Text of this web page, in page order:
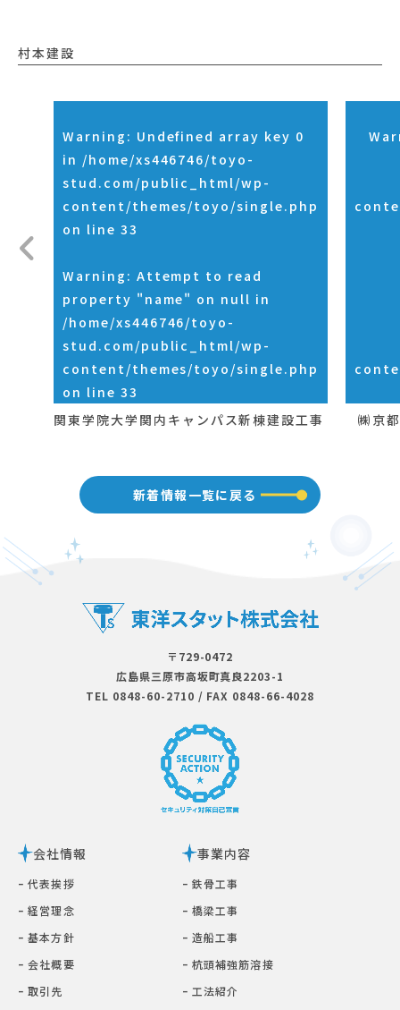
村本建設
Warning : Undefined array key 0
in /home/xs446746/toyo-
stud.com/public_html/wp-
content/themes/toyo/single.php
on line 33
Warning : Attempt to read
property "name" on null in
/home/xs446746/toyo-
stud.com/public_html/wp-
content/themes/toyo/single.php
on line 33
関東学院大学関内キャンパス新棟建設工事
㈱京
新着情報一覧に戻る
〒729-0472
広島県三原市⾼坂町真良2203-1
TEL 0848-60-2710 / FAX 0848-66-4028
会社情報
ｰ 代表挨拶
ｰ 経営理念
ｰ 基本⽅針
ｰ 会社概要
ｰ 取引先
事業内容
ｰ 鉄⾻⼯事
ｰ 橋梁⼯事
ｰ 造船工事
ｰ 杭頭補強筋溶接
ｰ ⼯法紹介